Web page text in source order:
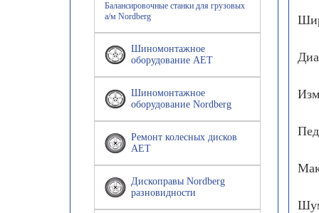
Балансировочные станки для грузовых
а/м Nordberg
Шиномонтажное
оборудование AET
Шиномонтажное
оборудование Nordberg
Ремонт колесных дисков
AET
Дископравы Nordberg
разновидности